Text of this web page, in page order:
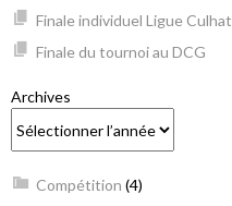
Finale individuel Ligue Culhat
Finale du tournoi au DCG
Archives
Compétition (4)